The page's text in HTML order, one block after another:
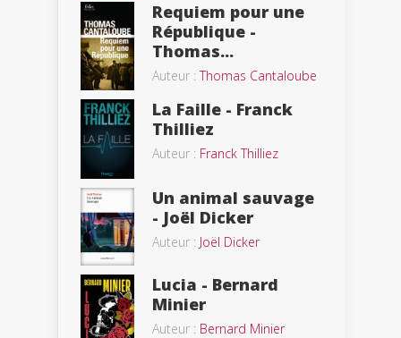
Requiem pour une
République -
Thomas...
Auteur :Thomas Cantaloube
La Faille - Franck
Thilliez
Auteur : Franck Thilliez
Un animal sauvage
- Joël Dicker
Auteur : Joël Dicker
Lucia - Bernard
Minier
Auteur : Bernard Minier